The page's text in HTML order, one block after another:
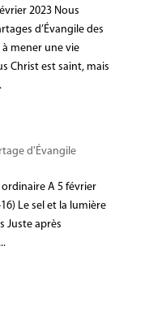
2023 Nous
d’Évangile des
mener une vie
Christ est saint, mais
d'Évangile
ordinaire A 5 février
16) Le sel et la lumière
Juste après